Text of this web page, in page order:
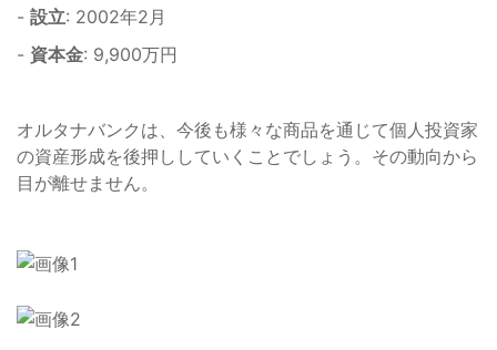
- 設立: 2002年2月
- 資本金: 9,900万円
オルタナバンクは、今後も様々な商品を通じて個人投資家
の資産形成を後押ししていくことでしょう。その動向から
目が離せません。